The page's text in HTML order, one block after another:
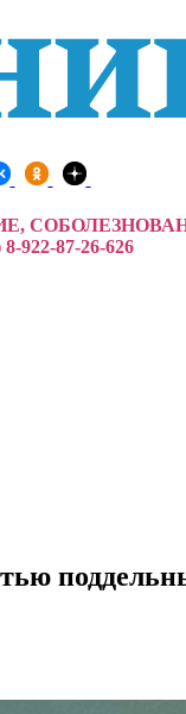
87-26-626